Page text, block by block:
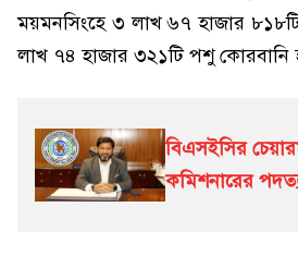
ময়মনসিংহে ৩ লাখ ৬৭ হাজার
লাখ ৭৪ হাজার ৩২১টি পশু কোরবানি
বিএসইসির
কমিশনারের